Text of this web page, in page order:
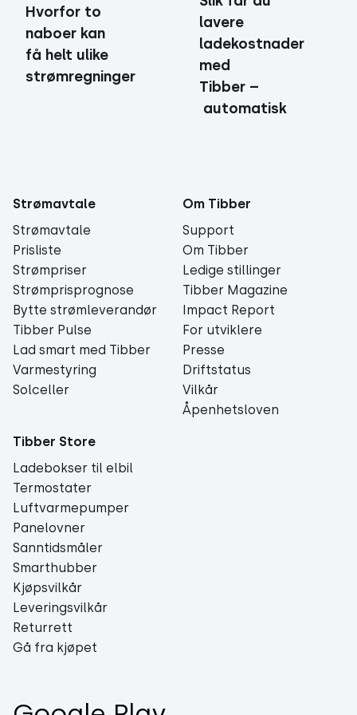
Hvorfor to
naboer kan
få helt ulike
strømregninger
lavere
ladekostnader
med
Tibber –
automatisk
Strømavtale
Strømavtale
Prisliste
Strømpriser
Strømprisprognose
Bytte strømleverandør
Tibber Pulse
Lad smart med Tibber
Varmestyring
Solceller
Om Tibber
Support
Om Tibber
Ledige stillinger
Tibber Magazine
Impact Report
For utviklere
Presse
Driftstatus
Vilkår
Åpenhetsloven
Tibber Store
Ladebokser til elbil
Termostater
Luftvarmepumper
Panelovner
Sanntidsmåler
Smarthubber
Kjøpsvilkår
Leveringsvilkår
Returrett
Gå fra kjøpet